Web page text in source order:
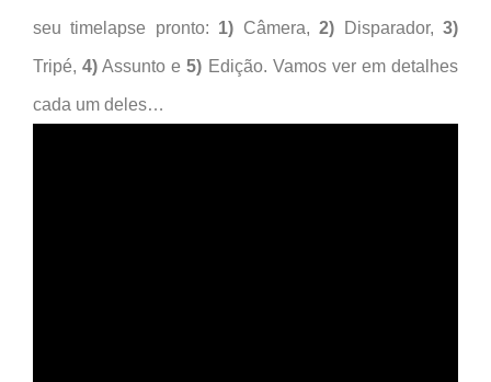
seu timelapse pronto: 1) Câmera, 2) Disparador,3)
Tripé, 4) Assunto e5) Edição. Vamos ver em detalhes
cada um deles…